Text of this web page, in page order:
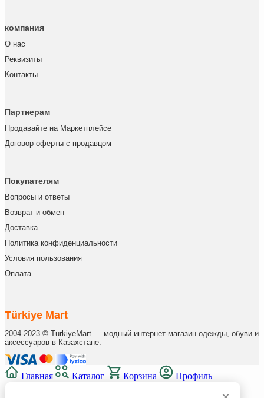
компания
О нас
Реквизиты
Контакты
Партнерам
Продавайте на Маркетплейсе
Договор оферты с продавцом
Покупателям
Вопросы и ответы
Возврат и обмен
Доставка
Политика конфиденциальности
Условия пользования
Оплата
Türkiye Mart
2004-2023 © TurkiyeMart — модный интернет-магазин одежды, обуви и
аксессуаров в Казахстане.
Главная Каталог Корзина Профиль